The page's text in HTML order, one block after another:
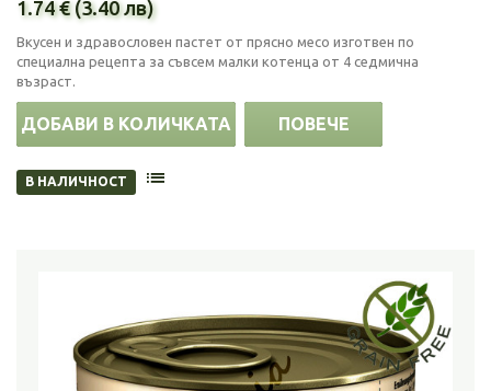
1.74 € (3.40 лв)
Вкусен и здравословен пастет от прясно месо изготвен по
специална рецепта за съвсем малки котенца от 4 седмична
възраст.
ДОБАВИ В КОЛИЧКАТА ПОВЕЧЕ
В НАЛИЧНОСТ